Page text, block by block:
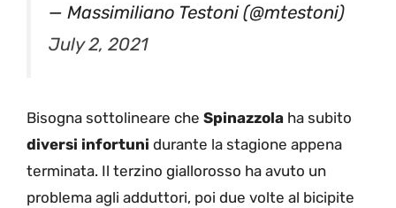
— Massimiliano Testoni (@mtestoni)
July 2, 2021
Bisogna sottolineare che Spinazzola ha subito
diversi infortuni durante la stagione appena
terminata. Il terzino giallorosso ha avuto un
problema agli adduttori, poi due volte al bicipite